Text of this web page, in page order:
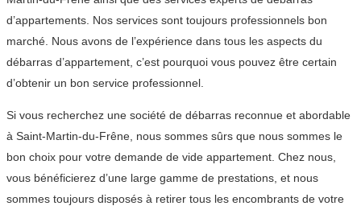
d’appartements. Nos services sont toujours professionnels bon
marché. Nous avons de l’expérience dans tous les aspects du
débarras d’appartement, c’est pourquoi vous pouvez être certain
d’obtenir un bon service professionnel.
Si vous recherchez une société de débarras reconnue et abordable
à Saint-Martin-du-Frêne, nous sommes sûrs que nous sommes le
bon choix pour votre demande de vide appartement. Chez nous,
vous bénéficierez d’une large gamme de prestations, et nous
sommes toujours disposés à retirer tous les encombrants de votre